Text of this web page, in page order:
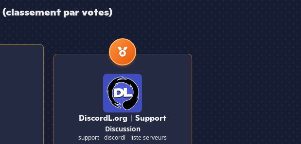
(classement par votes)
DiscordL.org︱Support
DiscordL.org︱Support
Discussion
support-discordl - liste serveurs